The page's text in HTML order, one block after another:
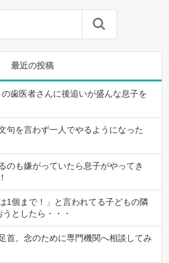
最近の投稿
の歯医者さんに後追いが盛んな息子を
句を言わず一人でやるようになった
のも嫌がっていたら息子がやってき
1個まで！」と言われてる子どもの隣
としたら・・・
首。念のために専門機関へ相談してみ